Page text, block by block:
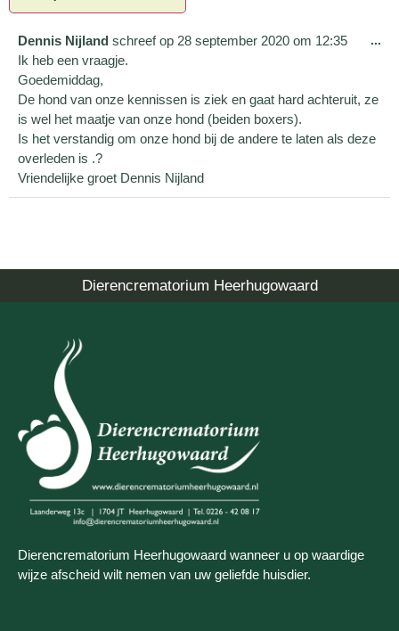
Dennis Nijland schreef op 28 september 2020 om 12:35
Ik heb een vraagje.
Goedemiddag,
De hond van onze kennissen is ziek en gaat hard achteruit, ze
is wel het maatje van onze hond (beiden boxers).
Is het verstandig om onze hond bij de andere te laten als deze
overleden is .?
Vriendelijke groet Dennis Nijland
...
Dierencrematorium Heerhugowaard
Dierencrematorium Heerhugowaard wanneer u op waardige
wijze afscheid wilt nemen van uw geliefde huisdier.